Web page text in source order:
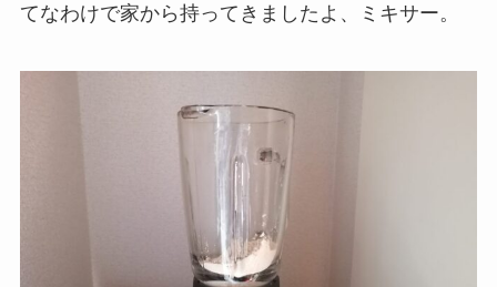
てなわけで家から持ってきましたよ、ミキサー。